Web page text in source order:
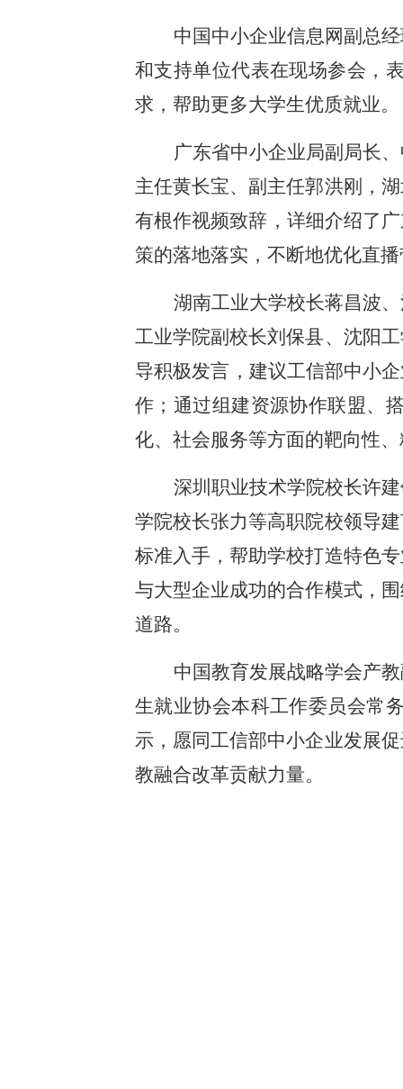
中国中小企业信息网副总
和支持单位代表在现场参会，
求，帮助更多大学生优质就业。
广东省中小企业局副局长
主任黄长宝、副主任郭洪刚，
有根作视频致辞，详细介绍了
策的落地落实，不断地优化直
湖南工业大学校长蒋昌波
工业学院副校长刘保县、沈阳
导积极发言，建议工信部中小
作；通过组建资源协作联盟、
化、社会服务等方面的靶向性
深圳职业技术学院校长许
学院校长张力等高职院校领导
标准入手，帮助学校打造特色
与大型企业成功的合作模式，
道路。
中国教育发展战略学会产
生就业协会本科工作委员会常
示，愿同工信部中小企业发展
教融合改革贡献力量。